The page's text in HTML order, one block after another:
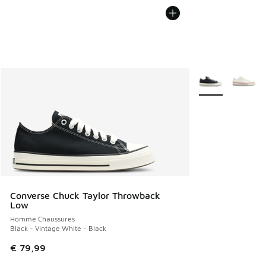
Converse Chuck Taylor Throwback
Low
Homme Chaussures
Black - Vintage White - Black
€ 79,99
Plus de couleurs